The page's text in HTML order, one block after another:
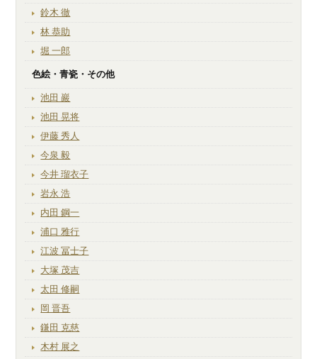
鈴木 徹
林 恭助
堀 一郎
色絵・青瓷・その他
池田 巖
池田 晃将
伊藤 秀人
今泉 毅
今井 瑠衣子
岩永 浩
内田 鋼一
浦口 雅行
江波 冨士子
大塚 茂吉
太田 修嗣
岡 晋吾
鎌田 克慈
木村 展之